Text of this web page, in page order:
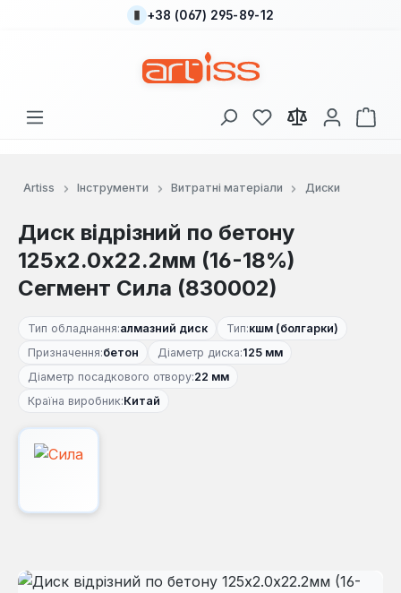
Перейти до основного вмісту
+38 (067) 295-89-12
У вас є 0 у списку
Artiss Інструменти Витратні матеріали Диски
Диск відрізний по бетону
125х2.0х22.2мм (16-18%)
Сегмент Сила (830002)
Тип обладнання:алмазний диск Тип:кшм (болгарки)
Призначення:бетон Діаметр диска:125 мм
Діаметр посадкового отвору:22 мм
Країна виробник:Китай
Пропустити галерею зображень